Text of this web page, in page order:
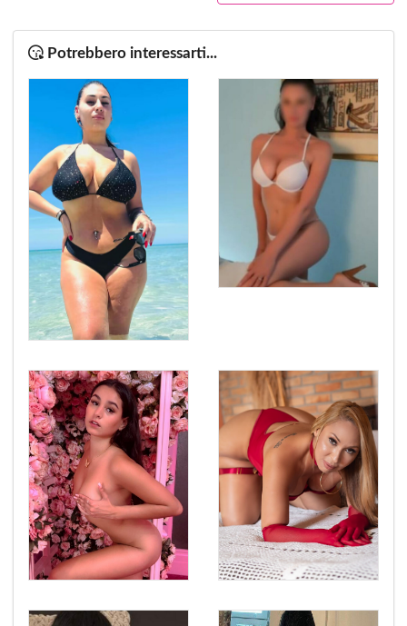
Potrebbero interessarti...